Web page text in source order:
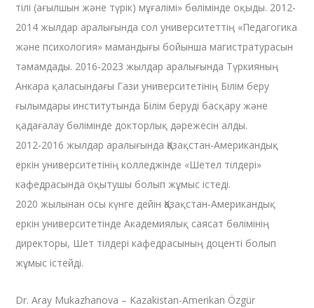
тілі (ағылшын және түрік) мұғалімі» бөлімінде оқыды. 2012-
2014 жылдар аралығында сол университеттің «Педагогика
және психология» мамандығы бойынша магистратурасын
тәмамдады. 2016-2023 жылдар аралығында Түркияның
Анкара қаласындағы Гази университетінің Білім беру
ғылымдары институтында Білім беруді басқару және
қадағалау бөлімінде докторлық дәрежесін алды.
2012-2016 жылдар аралығында Қазақстан-Американдық
еркін университетінің колледжінде «Шетел тілдері»
кафедрасында оқытушы болып жұмыс істеді.
2020 жылынан осы күнге дейін Қазақстан-Американдық
еркін университетінде Академиялық саясат бөлімінің
директоры, Шет тілдері кафедрасының доценті болып
жұмыс істейді.
Dr. Aray Mukazhanova – Kazakistan-Amerikan Özgür